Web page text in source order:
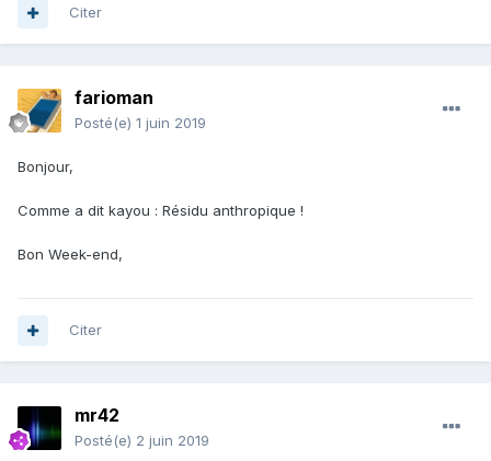
Citer
farioman
Posté(e) 1 juin 2019
Bonjour,
Comme a dit kayou : Résidu anthropique !
Bon Week-end,
Citer
mr42
Posté(e) 2 juin 2019